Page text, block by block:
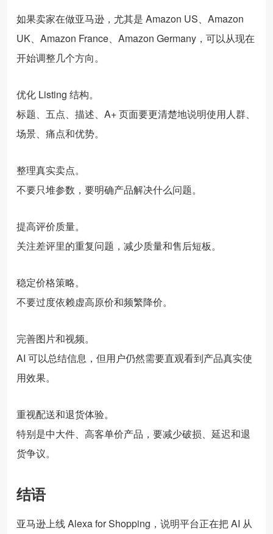
如果卖家在做亚马逊，尤其是 Amazon US、Amazon
UK、Amazon France、Amazon Germany，可以从现在
开始调整几个方向。
优化 Listing 结构。
标题、五点、描述、A+ 页面要更清楚地说明使用人群、
场景、痛点和优势。
整理真实卖点。
不要只堆参数，要明确产品解决什么问题。
提高评价质量。
关注差评里的重复问题，减少质量和售后短板。
稳定价格策略。
不要过度依赖虚高原价和频繁降价。
完善图片和视频。
AI 可以总结信息，但用户仍然需要直观看到产品真实使
用效果。
重视配送和退货体验。
特别是中大件、高客单价产品，要减少破损、延迟和退
货争议。
结语
亚马逊上线 Alexa for Shopping，说明平台正在把 AI 从